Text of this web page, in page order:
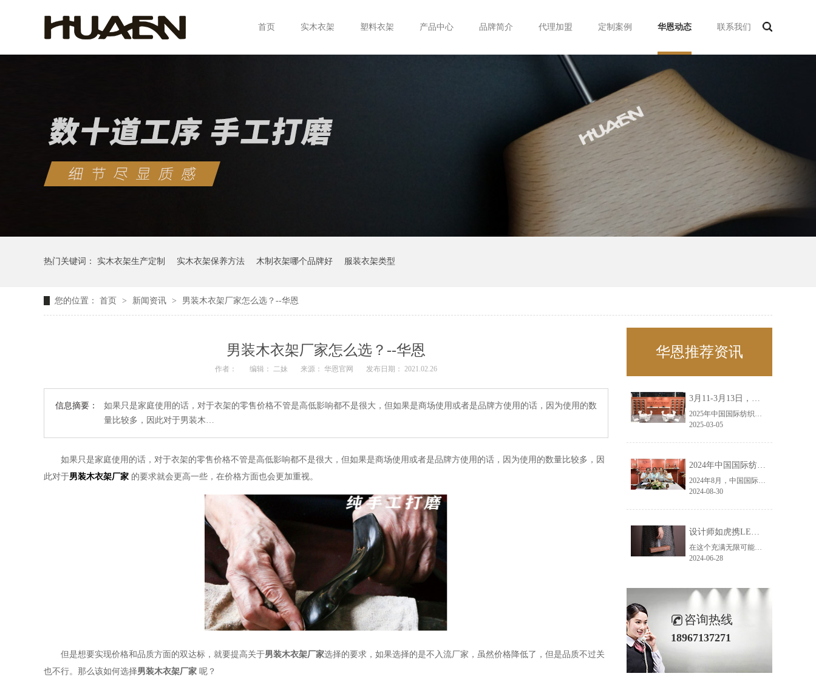
首页 实木衣架 塑料衣架 产品中心 品牌简介 代理加盟 定制案例 华恩动态 联系我们
热门关键词： 实木衣架生产定制 实木衣架保养方法 木制衣架哪个品牌好 服装衣架类型
您的位置： 首页 > 新闻资讯 > 男装木衣架厂家怎么选？--华恩
男装木衣架厂家怎么选？--华恩
作者： 编辑： 二妹 来源： 华恩官网 发布日期： 2021.02.26
信息摘要：
如果只是家庭使用的话，对于衣架的零售价格不管是高低影响都不是很大，但如果是商场使用或者是品牌方使用的话，因为使用的数
量比较多，因此对于男装木…
如果只是家庭使用的话，对于衣架的零售价格不管是高低影响都不是很大，但如果是商场使用或者是品牌方使用的话，因为使用的数量比较多，因
此对于男装木衣架厂家 的要求就会更高一些，在价格方面也会更加重视。
但是想要实现价格和品质方面的双达标，就要提高关于男装木衣架厂家选择的要求，如果选择的是不入流厂家，虽然价格降低了，但是品质不过关
也不行。那么该如何选择男装木衣架厂家 呢？
华恩推荐资讯
3月11-3月13日，华恩诚邀您共赴上海面辅料春夏展——华恩
2025年中国国际纺织面料及辅料（春夏）博览会即将盛大开启！感谢您对华恩品牌的关注！3.11-3.13，杭州华恩（LEMONLEE）诚邀您共赴这场春日的宴会！
2025-03-05
2024年中国国际纺织面料及辅料（秋冬）博览会完美收官！——华恩
2024年8月，中国国际纺织面料及辅料（秋冬）博览会完美收官！作为一家拥有30年历史的专业衣架制造商，我们非常荣幸能够参与这一盛会，并在此期间与众多客户进行了广泛而深入的交流。
2024-08-30
设计师如虎携LEMONLEE红雪松礼盒荣获第六届未来·已来香港新锐当代设计奖铜奖
在这个充满无限可能的2024年夏季，LEMONLEE品牌设计师如虎以其非凡的创意与对自然的深刻理解，精心打造的红雪松木球礼盒，在“2024未来·已来——第六届香港新锐当代设计奖”中摘得铜奖。这不仅是对设计师如虎原创设计能力的嘉奖，更是对LEMONLEE品牌的高度认可。
2024-06-28
咨询热线
18967137271